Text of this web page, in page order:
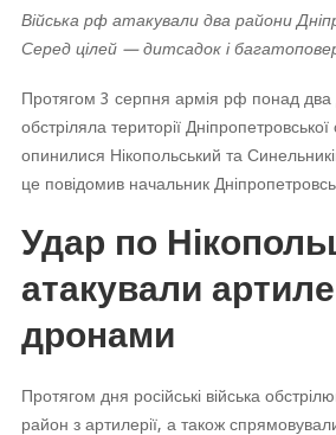
Війська рф атакували два райони
Серед цілей — дитсадок і
Протягом 3 серпня армія рф понад два
обстріляла території
опинилися Нікопольський та
це повідомив начальник
Удар по
атакували
дронами
Протягом дня російські війська
район з артилерії, а також